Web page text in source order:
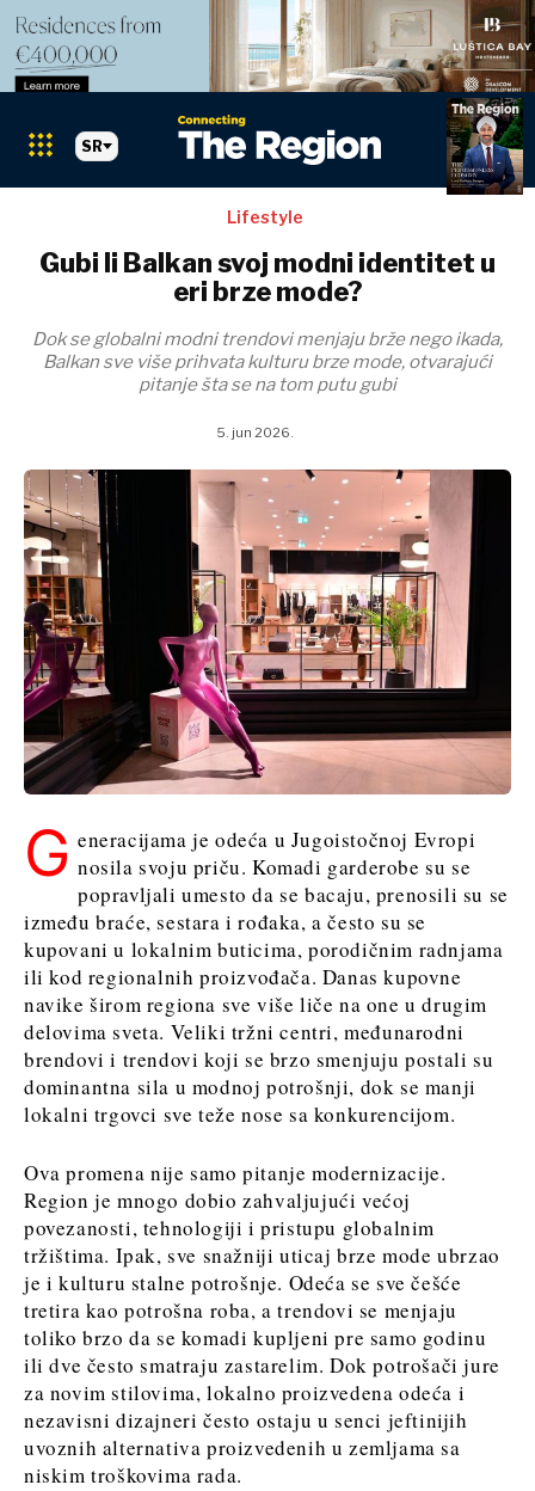
SR
Lifestyle
Gubi li Balkan svoj modni identitet u
eri brze mode?
Dok se globalni modni trendovi menjaju brže nego ikada,
Balkan sve više prihvata kulturu brze mode, otvarajući
pitanje šta se na tom putu gubi
5. jun 2026.
G eneracijama je odeća u Jugoistočnoj Evropi
nosila svoju priču. Komadi garderobe su se
popravljali umesto da se bacaju, prenosili su se
između braće, sestara i rođaka, a često su se
kupovani u lokalnim buticima, porodičnim radnjama
ili kod regionalnih proizvođača. Danas kupovne
navike širom regiona sve više liče na one u drugim
delovima sveta. Veliki tržni centri, međunarodni
brendovi i trendovi koji se brzo smenjuju postali su
dominantna sila u modnoj potrošnji, dok se manji
lokalni trgovci sve teže nose sa konkurencijom.
Ova promena nije samo pitanje modernizacije.
Region je mnogo dobio zahvaljujući većoj
povezanosti, tehnologiji i pristupu globalnim
tržištima. Ipak, sve snažniji uticaj brze mode ubrzao
je i kulturu stalne potrošnje. Odeća se sve češće
tretira kao potrošna roba, a trendovi se menjaju
toliko brzo da se komadi kupljeni pre samo godinu
ili dve često smatraju zastarelim. Dok potrošači jure
za novim stilovima, lokalno proizvedena odeća i
nezavisni dizajneri često ostaju u senci jeftinijih
uvoznih alternativa proizvedenih u zemljama sa
niskim troškovima rada.